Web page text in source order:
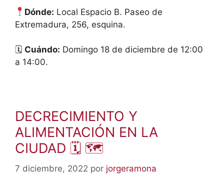
Dónde: Local Espacio B. Paseo de
Extremadura, 256, esquina.
🗓 Cuándo: Domingo 18 de diciembre de 12:00
a 14:00.
DECRECIMIENTO Y
ALIMENTACIÓN EN LA
CIUDAD 🗓 🗺
7 diciembre, 2022 por jorgeramona